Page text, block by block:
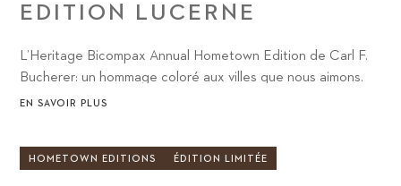
EDITION LUCERNE
L’Heritage Bicompax Annual Hometown Edition de Carl F.
Bucherer: un hommage coloré aux villes que nous aimons.
EN SAVOIR PLUS
HOMETOWN EDITIONS ÉDITION LIMITÉE